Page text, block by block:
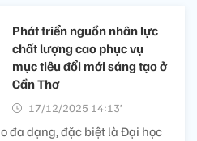
Phát triển nguồn nhân lực
chất lượng cao phục vụ
mục tiêu đổi mới sáng tạo ở
Cần Thơ
17/12/2025 14:13’
đa dạng, đặc biệt là Đại học